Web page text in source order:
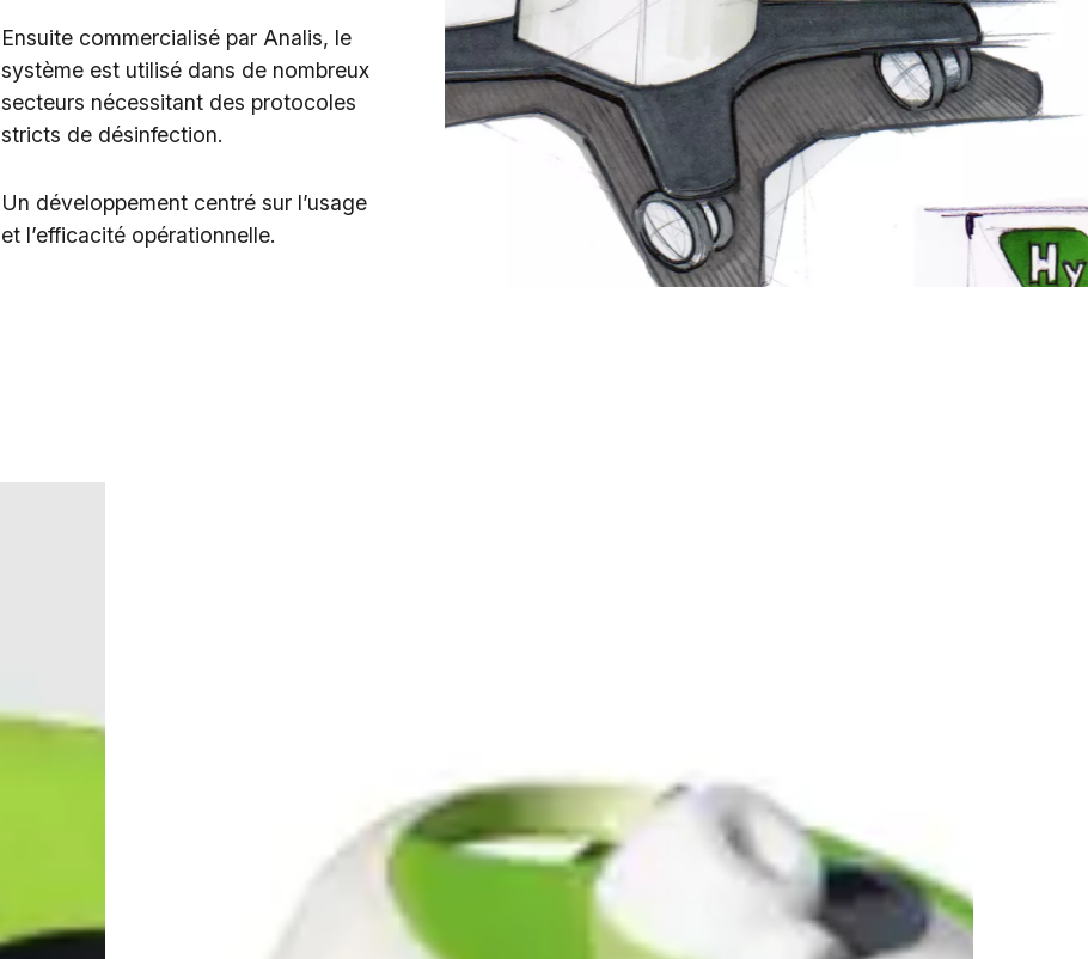
Ensuite commercialisé par Analis, le
système est utilisé dans de nombreux
secteurs nécessitant des protocoles
stricts de désinfection.
Un développement centré sur l’usage
et l’efficacité opérationnelle.